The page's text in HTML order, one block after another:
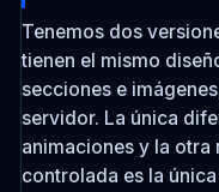
Tenemos dos
tienen el mismo
secciones e
servidor. La única
animaciones y la otra
controlada es la